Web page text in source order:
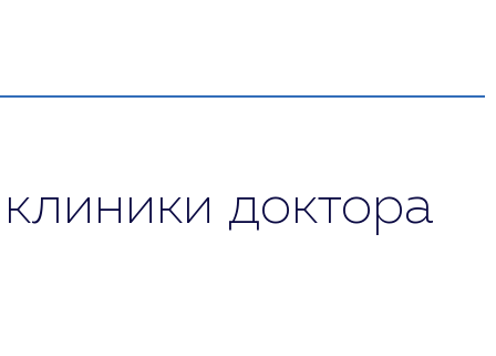
психологии, неврологии и эндокринологии.
доктора